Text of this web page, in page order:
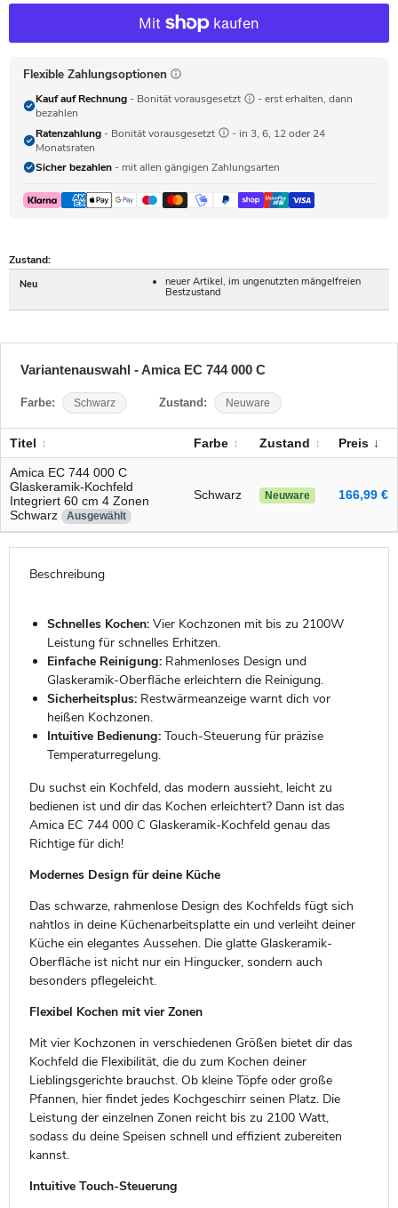
Flexible Zahlungsoptionen
Kauf auf Rechnung - Bonität vorausgesetzt
- erst erhalten, dann
bezahlen
Ratenzahlung - Bonität vorausgesetzt
- in 3, 6, 12 oder 24
Monatsraten
Sicher bezahlen - mit allen gängigen Zahlungsarten
Zustand:
Neu
neuer Artikel, im ungenutzten mängelfreien
Bestzustand
Variantenauswahl - Amica EC 744 000 C
Farbe: Schwarz Zustand: Neuware
Titel Farbe Zustand Preis
Amica EC 744 000 C
Glaskeramik-Kochfeld
Integriert 60 cm 4 Zonen
Schwarz
Ausgewählt
Schwarz Neuware 166,99 €
Beschreibung
Schnelles Kochen:Vier Kochzonen mit bis zu 2100W
Leistung für schnelles Erhitzen.
Einfache Reinigung:Rahmenloses Design und
Glaskeramik-Oberfläche erleichtern die Reinigung.
Sicherheitsplus:Restwärmeanzeige warnt dich vor
heißen Kochzonen.
Intuitive Bedienung:Touch-Steuerung für präzise
Temperaturregelung.
Du suchst ein Kochfeld, das modern aussieht, leicht zu
bedienen ist und dir das Kochen erleichtert? Dann ist das
Amica EC 744 000 C Glaskeramik-Kochfeld genau das
Richtige für dich!
Modernes Design für deine Küche
Das schwarze, rahmenlose Design des Kochfelds fügt sich
nahtlos in deine Küchenarbeitsplatte ein und verleiht deiner
Küche ein elegantes Aussehen. Die glatte Glaskeramik-
Oberfläche ist nicht nur ein Hingucker, sondern auch
besonders pflegeleicht.
Flexibel Kochen mit vier Zonen
Mit vier Kochzonen in verschiedenen Größen bietet dir das
Kochfeld die Flexibilität, die du zum Kochen deiner
Lieblingsgerichte brauchst. Ob kleine Töpfe oder große
Pfannen, hier findet jedes Kochgeschirr seinen Platz. Die
Leistung der einzelnen Zonen reicht bis zu 2100 Watt,
sodass du deine Speisen schnell und effizient zubereiten
kannst.
Intuitive Touch-Steuerung